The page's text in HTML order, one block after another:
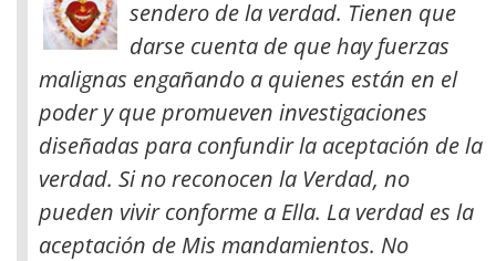
sendero de la verdad. Tienen que
darse cuenta de que hay fuerzas
malignas engañando a quienes están en el
poder y que promueven investigaciones
diseñadas para confundir la aceptación de la
verdad. Si no reconocen la Verdad, no
pueden vivir conforme a Ella. La verdad es la
aceptación de Mis mandamientos. No